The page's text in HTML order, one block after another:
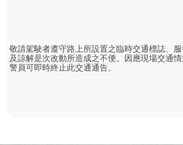
敬請駕駛者遵守路上所設置之臨時交通標誌、
及諒解是次改動所造成之不便。因應現場交通
警員可即時終止此交通通告。